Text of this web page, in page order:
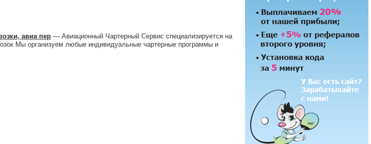
авиа пер — Авиационный Чартерный Сервис специализируется на
Мы организуем любые индивидуальные чартерные программы и